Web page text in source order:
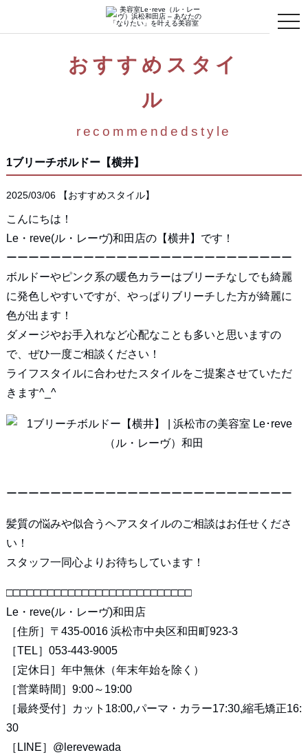
toggle
おすすめスタイ
ル
recommendedstyle
1ブリーチボルドー【横井】
2025/03/06 【おすすめスタイル】
こんにちは！
Le・reve(ル・レーヴ)和田店の【横井】です！
ーーーーーーーーーーーーーーーーーーーーーーーーーー
ボルドーやピンク系の暖色カラーはブリーチなしでも綺麗
に発色しやすいですが、やっぱりブリーチした方が綺麗に
色が出ます！
ダメージやお手入れなど心配なことも多いと思いますの
で、ぜひ一度ご相談ください！
ライフスタイルに合わせたスタイルをご提案させていただ
きます^_^
ーーーーーーーーーーーーーーーーーーーーーーーーーー
髪質の悩みや似合うヘアスタイルのご相談はお任せくださ
い！
スタッフ一同心よりお待ちしています！
□□□□□□□□□□□□□□□□□□□□□□□□□□□
Le・reve(ル・レーヴ)和田店
［住所］〒435-0016 浜松市中央区和田町923-3
［TEL］053-443-9005
［定休日］年中無休（年末年始を除く）
［営業時間］9:00～19:00
［最終受付］カット18:00,パーマ・カラー17:30,縮毛矯正16:
30
［LINE］@lerevewada